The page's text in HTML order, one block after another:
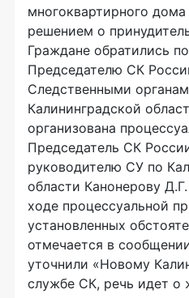
многоквартирного
решением о
Граждане обратились
Председателю СК
Следственными
Калининградской
организована
Председатель СК
руководителю СУ по
области Канонерову
ходе процессуальной
установленных
отмечается в
уточнили «Новому
службе СК, речь идет о